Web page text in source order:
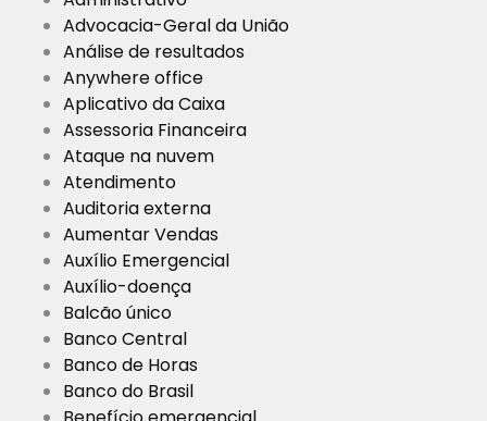
Advocacia-Geral da União
Análise de resultados
Anywhere office
Aplicativo da Caixa
Assessoria Financeira
Ataque na nuvem
Atendimento
Auditoria externa
Aumentar Vendas
Auxílio Emergencial
Auxílio-doença
Balcão único
Banco Central
Banco de Horas
Banco do Brasil